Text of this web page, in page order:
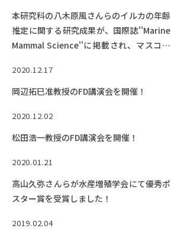
本研究科の八木原風さんらのイルカの年齢
推定に関する研究成果が、国際誌''Marine
Mammal Science''に掲載され、マスコミ
2020.12.17
岡辺拓巳准教授のFD講演会を開催！
2020.12.02
松田浩一教授のFD講演会を開催！
2020.01.21
高山久弥さんらが水産増殖学会にて優秀ポ
スター賞を受賞しました！
2019.02.04